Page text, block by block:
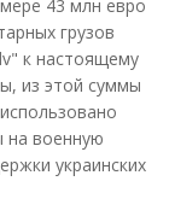
43 млн евро
грузов
к настоящему
из этой суммы
на военную
украинских